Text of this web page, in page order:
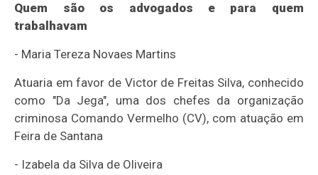
Quem são os advogados e para quem
trabalhavam
- Maria Tereza Novaes Martins
Atuaria em favor de Victor de Freitas Silva, conhecido
como "Da Jega", uma dos chefes da organização
criminosa Comando Vermelho (CV), com atuação em
Feira de Santana
- Izabela da Silva de Oliveira